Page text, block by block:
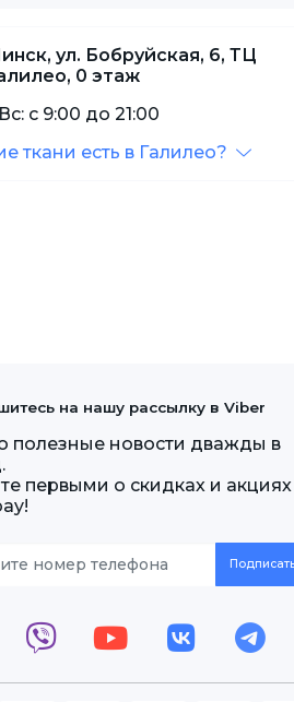
ул. Бобруйская, 6, ТЦ
0 этаж
с 9:00 до 21:00
ткани есть в Галилео?
на нашу рассылку в Viber
полезные новости дважды в
первыми о скидках и акциях